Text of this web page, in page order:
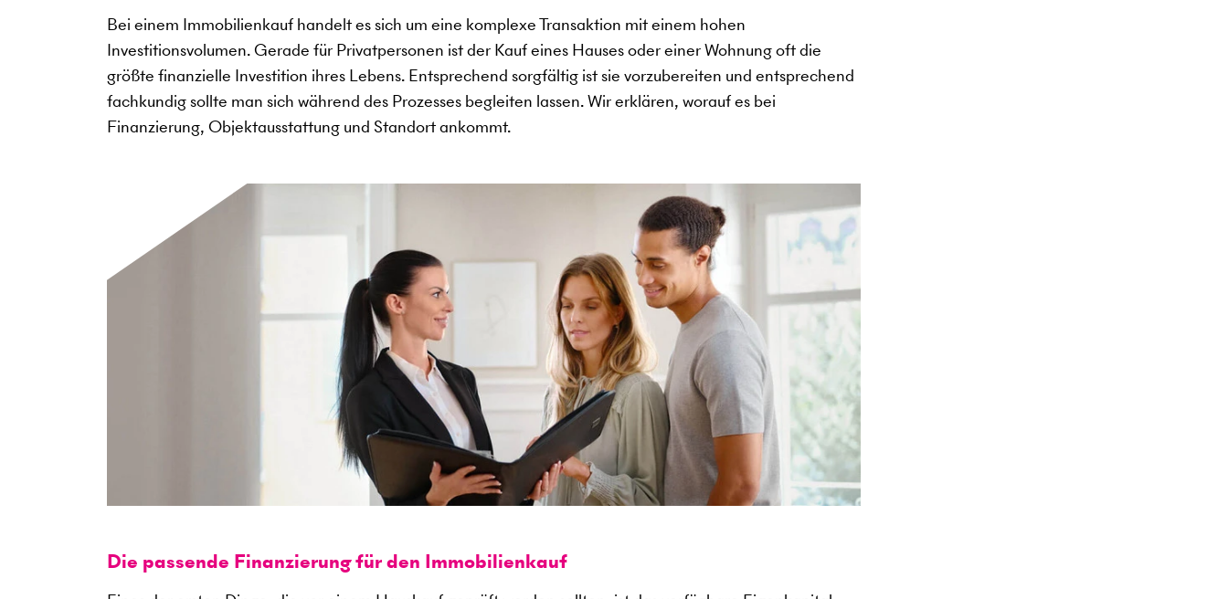
Bei einem Immobilienkauf handelt es sich um eine komplexe Transaktion mit einem hohen
Investitionsvolumen. Gerade für Privatpersonen ist der Kauf eines Hauses oder einer Wohnung oft die
größte finanzielle Investition ihres Lebens. Entsprechend sorgfältig ist sie vorzubereiten und entsprechend
fachkundig sollte man sich während des Prozesses begleiten lassen. Wir erklären, worauf es bei
Finanzierung, Objektausstattung und Standort ankommt.
Die passende Finanzierung für den Immobilienkauf